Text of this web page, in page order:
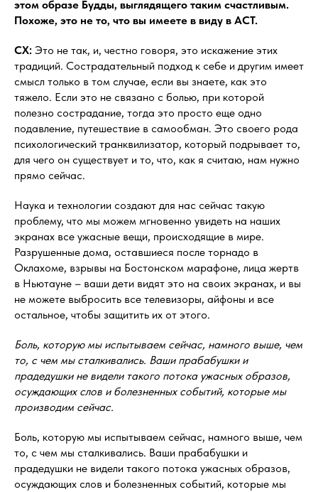
этом образе Будды, выглядящего таким счастливым.
Похоже, это не то, что вы имеете в виду в АСТ.
СХ: Это не так, и, честно говоря, это искажение этих
традиций. Сострадательный подход к себе и другим имеет
смысл только в том случае, если вы знаете, как это
тяжело. Если это не связано с болью, при которой
полезно сострадание, тогда это просто еще одно
подавление, путешествие в самообман. Это своего рода
психологический транквилизатор, который подрывает то,
для чего он существует и то, что, как я считаю, нам нужно
прямо сейчас.
Наука и технологии создают для нас сейчас такую
проблему, что мы можем мгновенно увидеть на наших
экранах все ужасные вещи, происходящие в мире.
Разрушенные дома, оставшиеся после торнадо в
Оклахоме, взрывы на Бостонском марафоне, лица жертв
в Ньютауне – ваши дети видят это на своих экранах, и вы
не можете выбросить все телевизоры, айфоны и все
остальное, чтобы защитить их от этого.
Боль, которую мы испытываем сейчас, намного выше, чем
то, с чем мы сталкивались. Ваши прабабушки и
прадедушки не видели такого потока ужасных образов,
осуждающих слов и болезненных событий, которые мы
производим сейчас.
Боль, которую мы испытываем сейчас, намного выше, чем
то, с чем мы сталкивались. Ваши прабабушки и
прадедушки не видели такого потока ужасных образов,
осуждающих слов и болезненных событий, которые мы